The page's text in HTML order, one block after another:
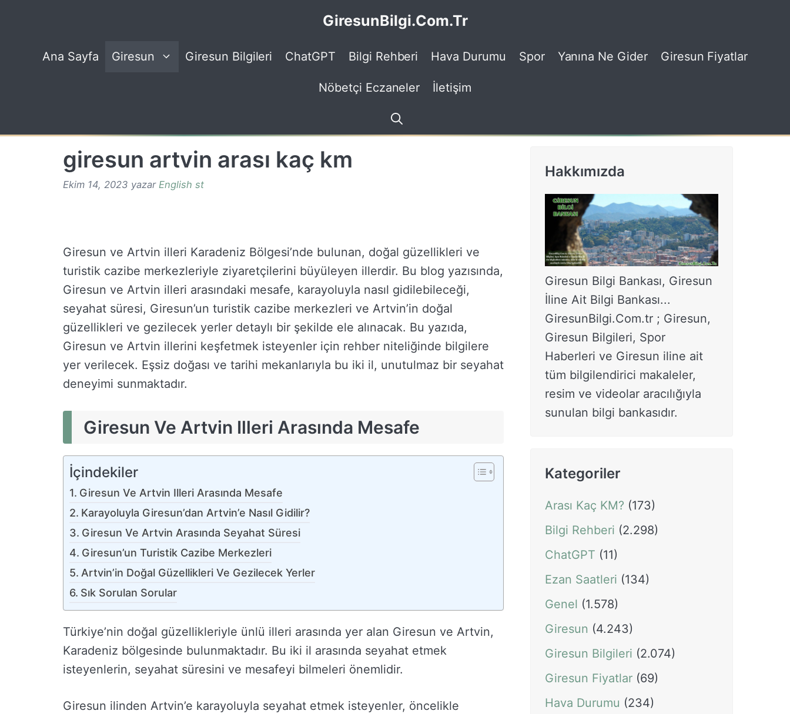
GiresunBilgi.Com.Tr
Ana Sayfa Giresun Giresun Bilgileri ChatGPT Bilgi Rehberi Hava Durumu Spor Yanına Ne Gider Giresun Fiyatlar
Nöbetçi Eczaneler İletişim
giresun artvin arası kaç km
Ekim 14, 2023 yazar English st
Giresun ve Artvin illeri Karadeniz Bölgesi’nde bulunan, doğal güzellikleri ve
turistik cazibe merkezleriyle ziyaretçilerini büyüleyen illerdir. Bu blog yazısında,
Giresun ve Artvin illeri arasındaki mesafe, karayoluyla nasıl gidilebileceği,
seyahat süresi, Giresun’un turistik cazibe merkezleri ve Artvin’in doğal
güzellikleri ve gezilecek yerler detaylı bir şekilde ele alınacak. Bu yazıda,
Giresun ve Artvin illerini keşfetmek isteyenler için rehber niteliğinde bilgilere
yer verilecek. Eşsiz doğası ve tarihi mekanlarıyla bu iki il, unutulmaz bir seyahat
deneyimi sunmaktadır.
Giresun Ve Artvin Illeri Arasında Mesafe
İçindekiler
Giresun Ve Artvin Illeri Arasında Mesafe
Karayoluyla Giresun’dan Artvin’e Nasıl Gidilir?
Giresun Ve Artvin Arasında Seyahat Süresi
Giresun’un Turistik Cazibe Merkezleri
Artvin’in Doğal Güzellikleri Ve Gezilecek Yerler
Sık Sorulan Sorular
Türkiye’nin doğal güzellikleriyle ünlü illeri arasında yer alan Giresun ve Artvin,
Karadeniz bölgesinde bulunmaktadır. Bu iki il arasında seyahat etmek
isteyenlerin, seyahat süresini ve mesafeyi bilmeleri önemlidir.
Giresun ilinden Artvin’e karayoluyla seyahat etmek isteyenler, öncelikle
Hakkımızda
Giresun Bilgi Bankası, Giresun
İline Ait Bilgi Bankası...
GiresunBilgi.Com.tr ; Giresun,
Giresun Bilgileri, Spor
Haberleri ve Giresun iline ait
tüm bilgilendirici makaleler,
resim ve videolar aracılığıyla
sunulan bilgi bankasıdır.
Kategoriler
Arası Kaç KM? (173)
Bilgi Rehberi (2.298)
ChatGPT (11)
Ezan Saatleri (134)
Genel (1.578)
Giresun (4.243)
Giresun Bilgileri (2.074)
Giresun Fiyatlar (69)
Hava Durumu (234)